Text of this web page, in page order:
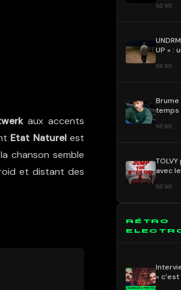
aux accents
Etat Naturelest
chanson semble
et distant des
NEWS
UP » :
NEWS
Brume
temps
NEWS
avec
NEWS
RÉTRO
«